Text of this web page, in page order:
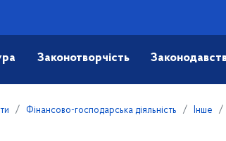
Законотворчість
Фінансово-господарська діяльність Інше